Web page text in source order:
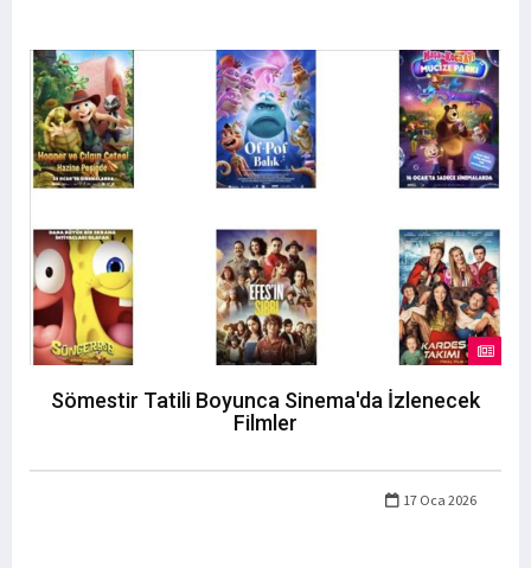
Sömestir Tatili Boyunca Sinema'da İzlenecek
Filmler
17 Oca 2026